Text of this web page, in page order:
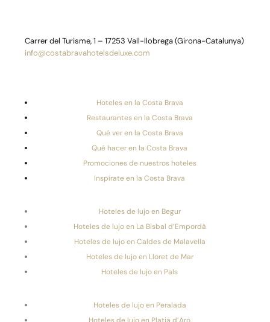
Carrer del Turisme, 1 – 17253 Vall-llobrega (Girona-Catalunya)
info@costabravahotelsdeluxe.com
Hoteles en la Costa Brava
Restaurantes en la Costa Brava
Qué ver en la Costa Brava
Qué hacer en la Costa Brava
Promociones de nuestros hoteles
Inspírate en la Costa Brava
Hoteles de lujo en Begur
Hoteles de lujo en La Bisbal d’Empordà
Hoteles de lujo en Caldes de Malavella
Hoteles de lujo en Lloret de Mar
Hoteles de lujo en Pals
Hoteles de lujo en Peralada